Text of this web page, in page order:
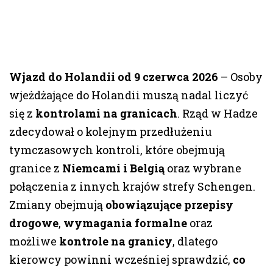
Wjazd do Holandii od 9 czerwca 2026 – Osoby
wjeżdżające do Holandii muszą nadal liczyć
się z kontrolami na granicach. Rząd w Hadze
zdecydował o kolejnym przedłużeniu
tymczasowych kontroli, które obejmują
granice z Niemcami i Belgią oraz wybrane
połączenia z innych krajów strefy Schengen.
Zmiany obejmują obowiązujące przepisy
drogowe, wymagania formalne oraz
możliwe kontrole na granicy, dlatego
kierowcy powinni wcześniej sprawdzić, co